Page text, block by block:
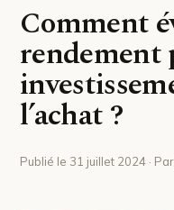
Comment
rendement
l’achat ?
Publié le 31 juillet 2024 ·